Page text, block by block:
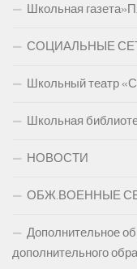
Школьная
СОЦИАЛЬНЫЕ
Школьный театр
Школьная
НОВОСТИ
ОБЖ.ВОЕННЫЕ
Дополнительное
дополнительного